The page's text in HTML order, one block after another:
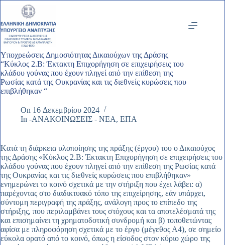
Μετάβαση
περιεχόμενο
Υποχρεώσεις Δημοσιότητας Δικαιούχων της Δράσης
“Κύκλος 2.Β: Έκτακτη Επιχορήγηση σε επιχειρήσεις του
κλάδου γούνας που έχουν πληγεί από την επίθεση της
Ρωσίας κατά της Ουκρανίας και τις διεθνείς κυρώσεις που
επιβλήθηκαν “
On 16 Δεκεμβρίου 2024
In -ΑΝΑΚΟΙΝΩΣΕΙΣ - ΝΕΑ,ΕΠΑ
Kατά τη διάρκεια υλοποίησης της πράξης (έργου) του ο Δικαιούχος
της Δράσης «Κύκλος 2.Β: Έκτακτη Επιχορήγηση σε επιχειρήσεις του
κλάδου γούνας που έχουν πληγεί από την επίθεση της Ρωσίας κατά
της Ουκρανίας και τις διεθνείς κυρώσεις που επιβλήθηκαν»
ενημερώνει το κοινό σχετικά με την στήριξη που έχει λάβει: α)
παρέχοντας στο διαδικτυακό τόπο της επιχείρησης, εάν υπάρχει,
σύντομη περιγραφή της πράξης, ανάλογη προς το επίπεδο της
στήριξης, που περιλαμβάνει τους στόχους και τα αποτελέσματά της
και επισημαίνει τη χρηματοδοτική συνδρομή και β) τοποθετώντας
αφίσα με πληροφόρηση σχετικά με το έργο (μέγεθος Α4), σε σημείο
εύκολα ορατό από το κοινό, όπως η είσοδος στον κύριο χώρο της